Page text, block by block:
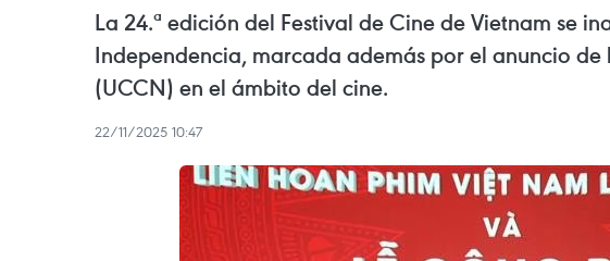
La 24.ª edición del Festival de Cine de Vietnam se
Independencia, marcada además por el anuncio
(UCCN) en el ámbito del cine.
22/11/2025 10:47